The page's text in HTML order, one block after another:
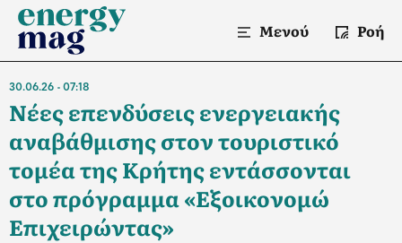
Μενού Ροή
30.06.26 07:18
Νέες επενδύσεις ενεργειακής
αναβάθμισης στον τουριστικό
τομέα της Κρήτης εντάσσονται
στο πρόγραμμα «Εξοικονομώ
Επιχειρώντας»